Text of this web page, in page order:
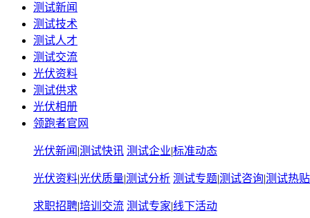
测试新闻
测试技术
测试人才
测试交流
光伏资料
测试供求
光伏相册
领跑者官网
光伏新闻 |测试快讯 测试企业|标准动态
光伏资料|光伏质量|测试分析 测试专题|测试咨询|测试热贴
求职招聘|培训交流 测试专家|线下活动